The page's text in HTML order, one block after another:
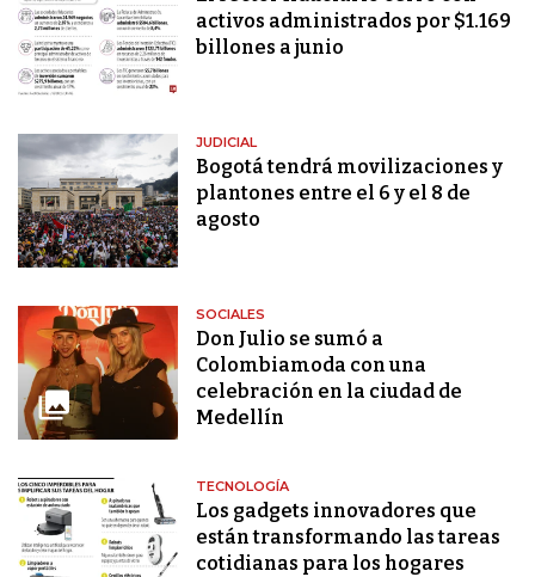
activos administrados por $1.169
billones a junio
JUDICIAL
Bogotá tendrá movilizaciones y
plantones entre el 6 y el 8 de
agosto
SOCIALES
Don Julio se sumó a
Colombiamoda con una
celebración en la ciudad de
Medellín
TECNOLOGÍA
Los gadgets innovadores que
están transformando las tareas
cotidianas para los hogares